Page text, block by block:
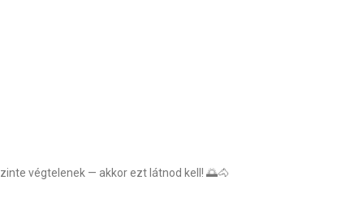
végtelenek — akkor ezt látnod kell! 🌅🐴